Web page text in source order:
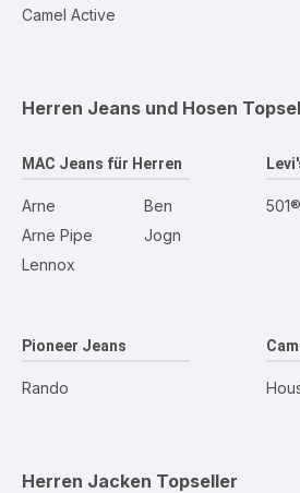
Camel Active
Herren Jeans und Hosen
MAC Jeans für Herren
Arne
Arne Pipe
Lennox
Ben
Jogn
501®
Pioneer Jeans
Rando
Herren Jacken Topseller